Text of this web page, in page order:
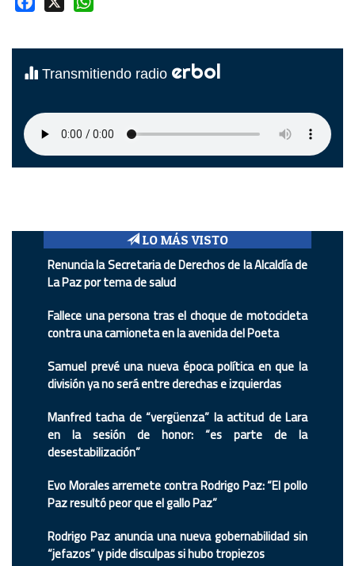
Transmitiendo radio erbol
LO MÁS VISTO
Renuncia la Secretaria de Derechos de la Alcaldía de
La Paz por tema de salud
Fallece una persona tras el choque de motocicleta
contra una camioneta en la avenida del Poeta
Samuel prevé una nueva época política en que la
división ya no será entre derechas e izquierdas
Manfred tacha de “vergüenza” la actitud de Lara
en la sesión de honor: “es parte de la
desestabilización”
Evo Morales arremete contra Rodrigo Paz: “El pollo
Paz resultó peor que el gallo Paz”
Rodrigo Paz anuncia una nueva gobernabilidad sin
“jefazos” y pide disculpas si hubo tropiezos